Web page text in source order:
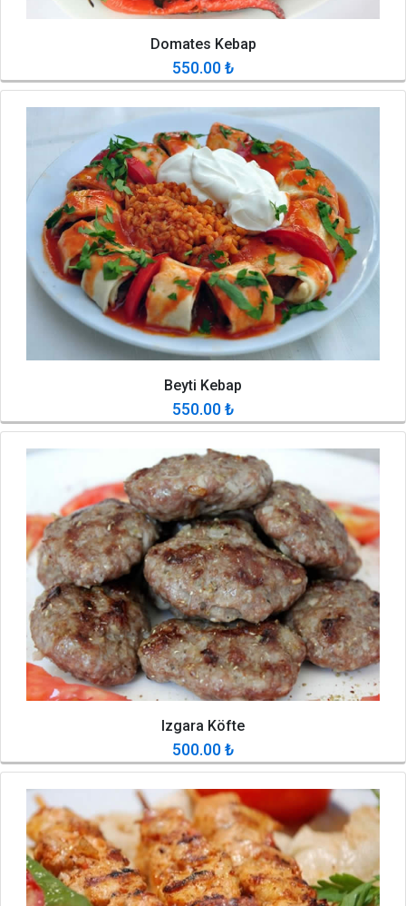
Domates Kebap
550.00₺
Beyti Kebap
550.00₺
Izgara Köfte
500.00₺